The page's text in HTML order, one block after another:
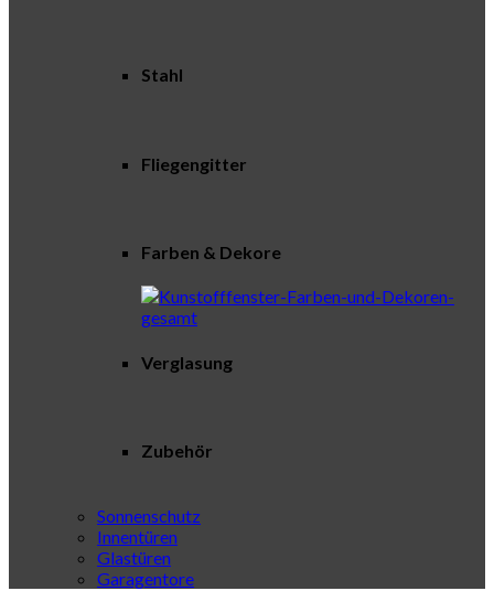
Stahl
Fliegengitter
Farben & Dekore
Verglasung
Zubehör
Sonnenschutz
Innentüren
Glastüren
Garagentore